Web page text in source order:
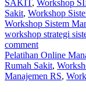
SAKIT, Workshop
Sakit, Workshop
Workshop Sistem
workshop strategi
comment
Pelatihan Online
Rumah Sakit,
Manajemen RS,